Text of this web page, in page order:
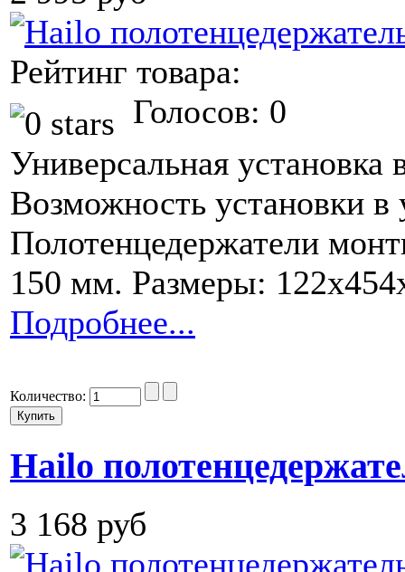
Рейтинг товара:
Голосов: 0
Универсальная
Возможность установки
Полотенцедержатели
150 мм. Размеры:
Подробнее...
Количество:
Hailo
3 168 руб